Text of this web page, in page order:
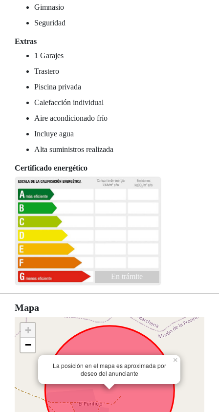
Gimnasio
Seguridad
Extras
1 Garajes
Trastero
Piscina privada
Calefacción individual
Aire acondicionado frío
Incluye agua
Alta suministros realizada
Certificado energético
En trámite
Mapa
La posición en el mapa es aproximada por
deseo del anunciante
×
+
−